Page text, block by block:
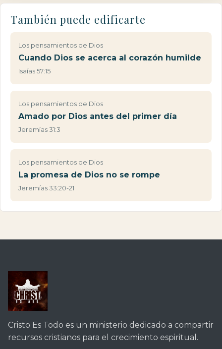
También puede edificarte
Los pensamientos de Dios
Cuando Dios se acerca al corazón humilde
Isaías 57:15
Los pensamientos de Dios
Amado por Dios antes del primer día
Jeremías 31:3
Los pensamientos de Dios
La promesa de Dios no se rompe
Jeremías 33:20-21
Cristo Es Todo es un ministerio dedicado a compartir
recursos cristianos para el crecimiento espiritual.